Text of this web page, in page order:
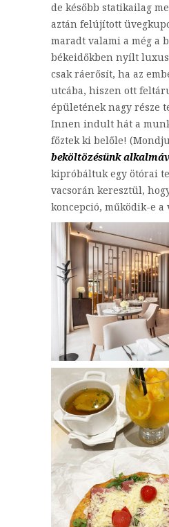
de később statikailag
aztán felújított
maradt valami a még a
békeidőkben nyílt
csak ráerősít, ha az
utcába, hiszen ott
épületének nagy része
Innen indult hát a
főztek ki belőle!
beköltözésünk
kipróbáltuk egy ötórai
vacsorán keresztül,
koncepció, működik-e a